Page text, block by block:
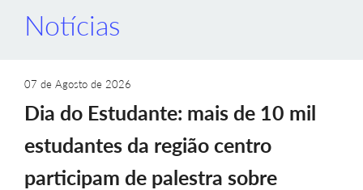
Notícias
07 de Agosto de 2026
Dia do Estudante: mais de 10 mil
estudantes da região centro
participam de palestra sobre